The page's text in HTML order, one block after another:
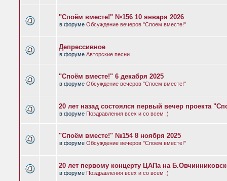
"Споём вместе!" №156 10 января 2026
в форуме Обсуждение вечеров "Споем вместе!"
Депрессивное
в форуме Авторские песни
"Споём вместе!" 6 декабря 2025
в форуме Обсуждение вечеров "Споем вместе!"
20 лет назад состоялся первый вечер проекта
в форуме Поздравления всех и со всем :)
"Споём вместе!" №154 8 ноября 2025
в форуме Обсуждение вечеров "Споем вместе!"
20 лет первому концерту ЦАПа на
в форуме Поздравления всех и со всем :)